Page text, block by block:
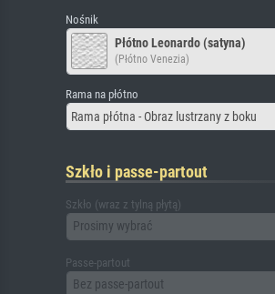
Nośnik
Płótno Leonardo (satyna)
(Płótno Venezia)
Rama na płótno
Rama płótna - Obraz lustrzany z boku
Szkło i passe-partout
Szkło (wraz z tylną płytą)
Prosimy wybrać
Passe-partout
Bez passe-partout